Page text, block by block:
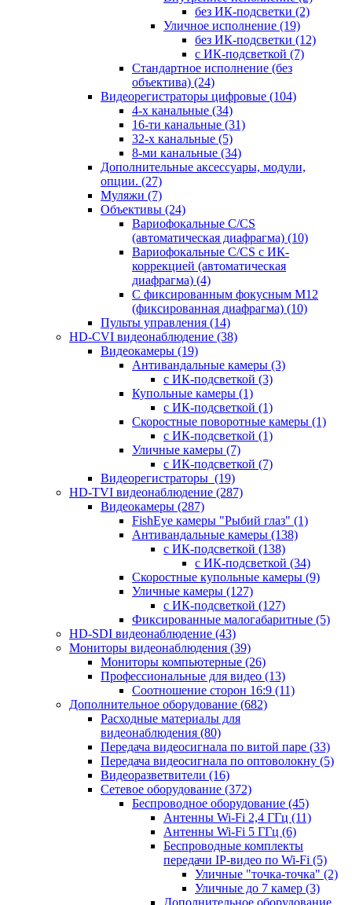
без ИК-подсветки (2)
Уличное исполнение (19)
без ИК-подсветки (12)
с ИК-подсветкой (7)
Стандартное исполнение (без
объектива) (24)
Видеорегистраторы цифровые (104)
4-х канальные (34)
16-ти канальные (31)
32-х канальные (5)
8-ми канальные (34)
Дополнительные аксессуары, модули,
опции. (27)
Муляжи (7)
Объективы (24)
Вариофокальные C/CS
(автоматическая диафрагма) (10)
Вариофокальные C/CS с ИК-
коррекцией (автоматическая
диафрагма) (4)
С фиксированным фокусным М12
(фиксированная диафрагма) (10)
Пульты управления (14)
HD-CVI видеонаблюдение (38)
Видеокамеры (19)
Антивандальные камеры (3)
с ИК-подсветкой (3)
Купольные камеры (1)
с ИК-подсветкой (1)
Скоростные поворотные камеры (1)
с ИК-подсветкой (1)
Уличные камеры (7)
с ИК-подсветкой (7)
Видеорегистраторы (19)
HD-TVI видеонаблюдение (287)
Видеокамеры (287)
FishEye камеры "Рыбий глаз" (1)
Антивандальные камеры (138)
с ИК-подсветкой (138)
с ИК-подсветкой (34)
Скоростные купольные камеры (9)
Уличные камеры (127)
с ИК-подсветкой (127)
Фиксированные малогабаритные (5)
HD-SDI видеонаблюдение (43)
Мониторы видеонаблюдения (39)
Мониторы компьютерные (26)
Профессиональные для видео (13)
Соотношение сторон 16:9 (11)
Дополнительное оборудование (682)
Расходные материалы для
видеонаблюдения (80)
Передача видеосигнала по витой паре (33)
Передача видеосигнала по оптоволокну (5)
Видеоразветвители (16)
Сетевое оборудование (372)
Беспроводное оборудование (45)
Антенны Wi-Fi 2,4 ГГц (11)
Антенны Wi-Fi 5 ГГц (6)
Беспроводные комплекты
передачи IP-видео по Wi-Fi (5)
Уличные "точка-точка" (2)
Уличные до 7 камер (3)
Дополнительное оборудование